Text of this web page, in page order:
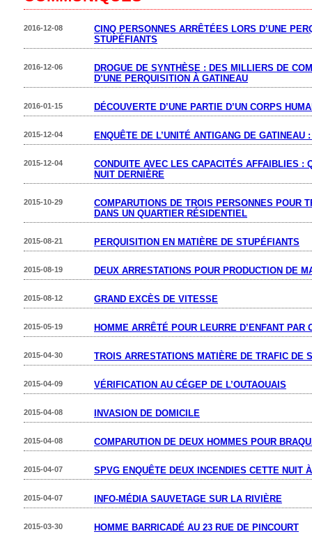
CINQ PERSONNES ARRÊTÉES LORS D’UNE
STUPÉFIANTS
2016-12-08
DROGUE DE SYNTHÈSE : DES MILLIERS DE
D’UNE PERQUISITION À GATINEAU
2016-12-06
DÉCOUVERTE D’UNE PARTIE D’UN CORPS
2016-01-15
ENQUÊTE DE L’UNITÉ ANTIGANG DE GATINEAU
2015-12-04
CONDUITE AVEC LES CAPACITÉS AFFAIBLIES :
NUIT DERNIÈRE
2015-12-04
COMPARUTIONS DE TROIS PERSONNES POUR
DANS UN QUARTIER RÉSIDENTIEL
2015-10-29
PERQUISITION EN MATIÈRE DE STUPÉFIANTS
2015-08-21
DEUX ARRESTATIONS POUR PRODUCTION DE
2015-08-19
GRAND EXCÈS DE VITESSE
2015-08-12
HOMME ARRÊTÉ POUR LEURRE D’ENFANT PAR
2015-05-19
TROIS ARRESTATIONS MATIÈRE DE TRAFIC DE
2015-04-30
VÉRIFICATION AU CÉGEP DE L’OUTAOUAIS
2015-04-09
INVASION DE DOMICILE
2015-04-08
COMPARUTION DE DEUX HOMMES POUR
2015-04-08
SPVG ENQUÊTE DEUX INCENDIES CETTE NUIT
2015-04-07
INFO-MÉDIA SAUVETAGE SUR LA RIVIÈRE
2015-04-07
HOMME BARRICADÉ AU 23 RUE DE PINCOURT
2015-03-30